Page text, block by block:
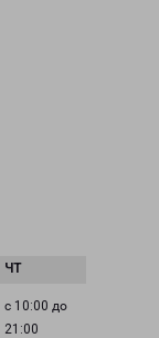
с 10:00 до
21:00